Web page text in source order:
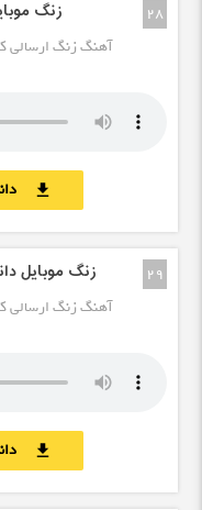
28 زنگ
آهنگ زنگ ارسالی
download
29 زنگ موبایل
آهنگ زنگ ارسالی
download